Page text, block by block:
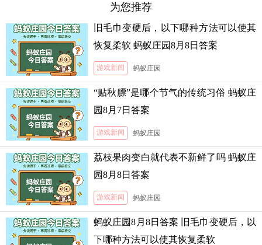
为您推荐
旧毛巾变硬后，以下哪种方法可以使其
恢复柔软 蚂蚁庄园8月8日答案
游戏新闻 蚂蚁庄园
“贴秋膘”是哪个节气的传统习俗 蚂蚁庄
园8月7日答案
游戏新闻 蚂蚁庄园
荔枝果肉变白就代表不新鲜了吗 蚂蚁庄
园8月8日答案
游戏新闻 蚂蚁庄园
蚂蚁庄园8月8日答案 旧毛巾变硬后，以
下哪种方法可以使其恢复柔软